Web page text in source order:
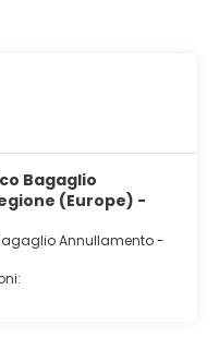
Bagaglio
(Europe) -
Annullamento -